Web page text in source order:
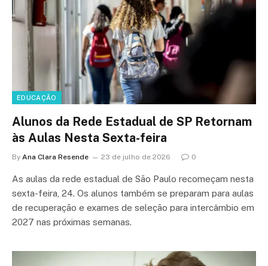
EDUCAÇÃO
Alunos da Rede Estadual de SP Retornam
às Aulas Nesta Sexta-feira
By Ana Clara Resende 23 de julho de 2026 0
As aulas da rede estadual de São Paulo recomeçam nesta
sexta-feira, 24. Os alunos também se preparam para aulas
de recuperação e exames de seleção para intercâmbio em
2027 nas próximas semanas.